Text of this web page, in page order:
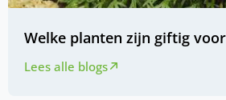
Welke planten zijn giftig
Lees alle blogs